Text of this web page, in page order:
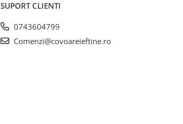
SUPORT CLIENTI
0743604799
Comenzi@covoareieftine.ro